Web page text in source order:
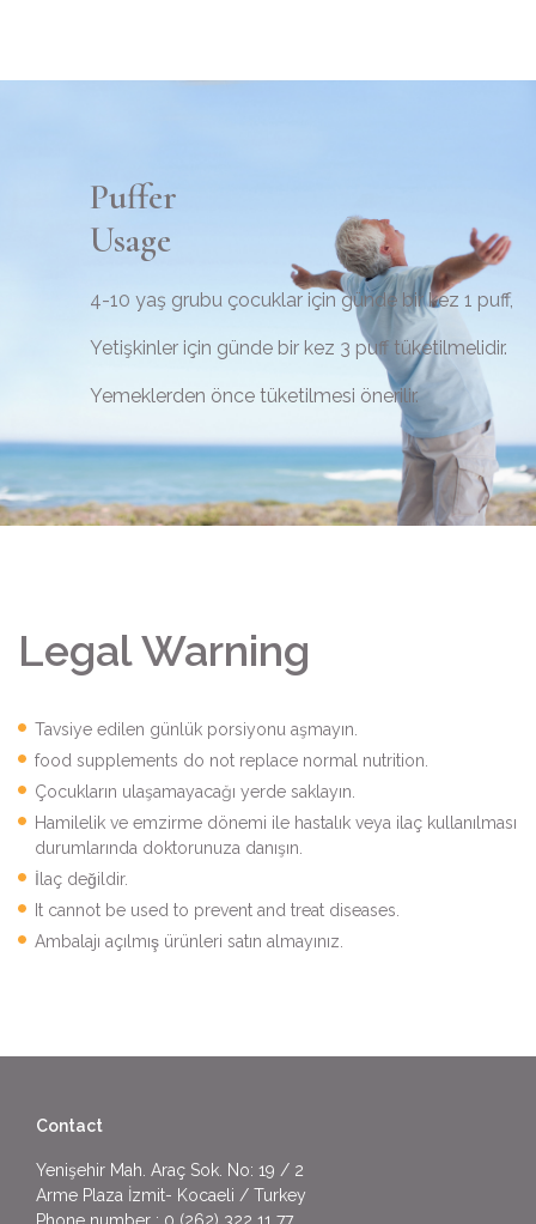
Puffer
Usage
4-10 yaş grubu çocuklar için günde bir kez 1 puff,
Yetişkinler için günde bir kez 3 puff tüketilmelidir.
Yemeklerden önce tüketilmesi önerilir.
Legal Warning
Tavsiye edilen günlük porsiyonu aşmayın.
food supplements do not replace normal nutrition.
Çocukların ulaşamayacağı yerde saklayın.
Hamilelik ve emzirme dönemi ile hastalık veya ilaç kullanılması
durumlarında doktorunuza danışın.
İlaç değildir.
It cannot be used to prevent and treat diseases.
Ambalajı açılmış ürünleri satın almayınız.
Contact
Yenişehir Mah. Araç Sok. No: 19 / 2
Arme Plaza İzmit- Kocaeli / Turkey
Phone number : 0 (262) 322 11 77